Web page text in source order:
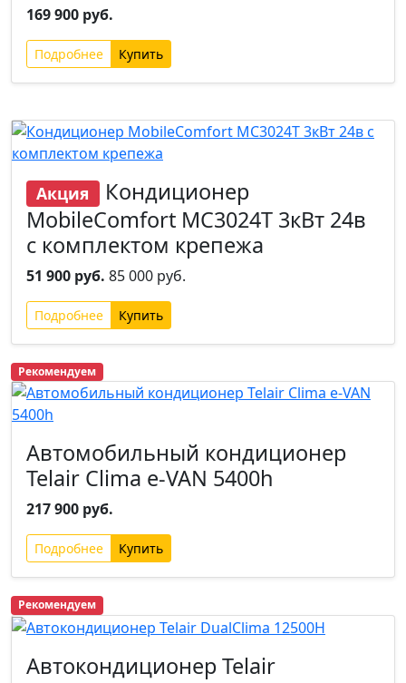
169 900 руб.
Подробнее
Акция Кондиционер
MobileComfort MC3024T 3кВт 24в
с комплектом крепежа
51 900 руб. 85 000 руб.
Подробнее
Рекомендуем
Автомобильный кондиционер
Telair Clima e-VAN 5400h
217 900 руб.
Подробнее
Рекомендуем
Автокондиционер Telair